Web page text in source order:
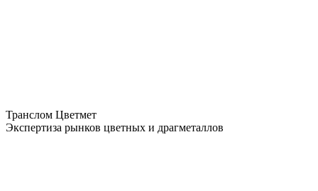
Транслом Цветмет
Экспертиза рынков цветных и драгметаллов